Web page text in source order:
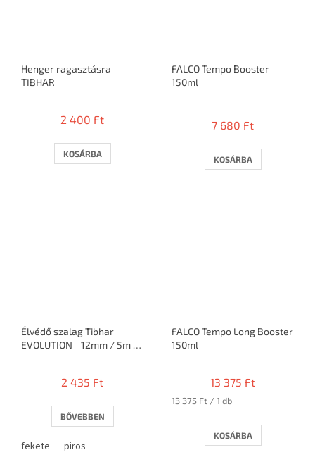
Henger ragasztásra
TIBHAR
2 400 Ft
KOSÁRBA
FALCO Tempo Booster
150ml
átlagos
5-
ből
7 680 Ft
KOSÁRBA
Élvédő szalag Tibhar
EVOLUTION - 12mm / 5m =
2 435 Ft
BŐVEBBEN
fekete piros
FALCO Tempo Long Booster
150ml
13 375 Ft
Egységár:
13 375 Ft / 1 db
KOSÁRBA